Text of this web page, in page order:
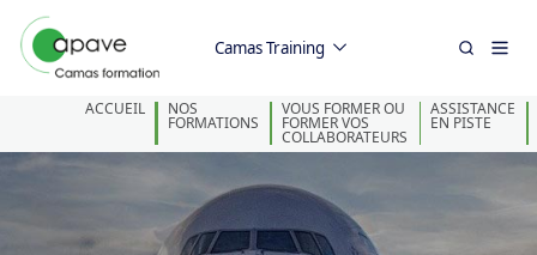
Camas Training
ACCUEIL NOS
FORMATIONS
VOUS FORMER OU
FORMER VOS
COLLABORATEURS
ASSISTANCE
EN PISTE